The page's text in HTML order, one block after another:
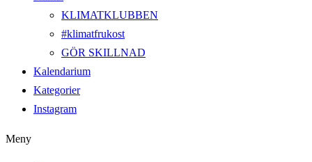
KLIMATKLUBBEN
#klimatfrukost
GÖR SKILLNAD
Kalendarium
Kategorier
Instagram
Meny